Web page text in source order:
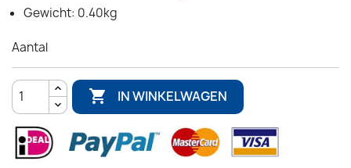
Gewicht: 0.40kg
Aantal
 IN WINKELWAGEN